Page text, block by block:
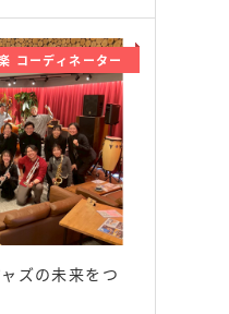
コーディネーター
ズの未来をつ